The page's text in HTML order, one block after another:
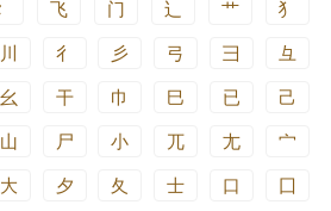
飞 门 辶 艹 犭
川 彳 彡 弓 彐 彑
幺 干 巾 巳 已 己
山 尸 小 兀 尢 宀
大 夕 夂 士 口 囗